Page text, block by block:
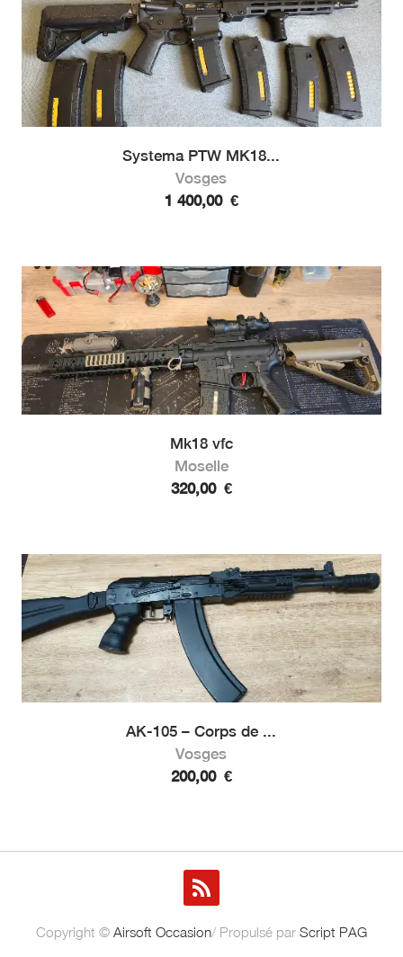
Systema PTW MK18...
Vosges
1 400,00 €
Mk18 vfc
Moselle
320,00 €
AK-105 – Corps de ...
Vosges
200,00 €
Copyright © Airsoft Occasion/ Propulsé par Script PAG